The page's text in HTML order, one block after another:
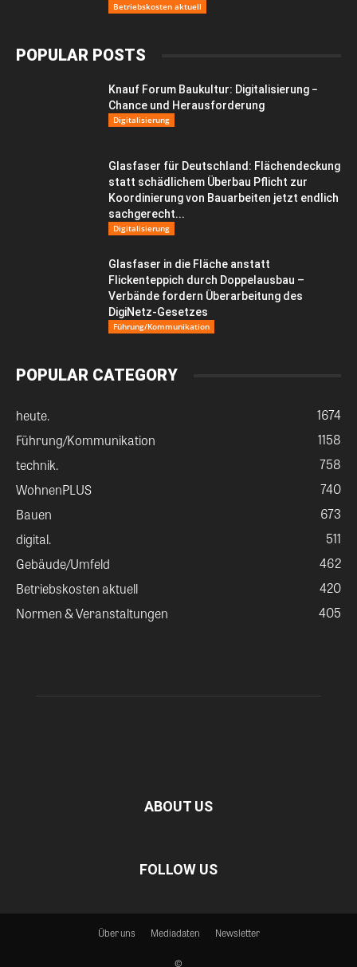
Betriebskosten aktuell
POPULAR POSTS
Knauf Forum Baukultur: Digitalisierung −
Chance und Herausforderung
Digitalisierung
Glasfaser für Deutschland: Flächendeckung
statt schädlichem Überbau Pflicht zur
Koordinierung von Bauarbeiten jetzt endlich
sachgerecht...
Digitalisierung
Glasfaser in die Fläche anstatt
Flickenteppich durch Doppelausbau –
Verbände fordern Überarbeitung des
DigiNetz-Gesetzes
Führung/Kommunikation
POPULAR CATEGORY
heute.
1674
Führung/Kommunikation
1158
technik.
758
WohnenPLUS
740
Bauen
673
digital.
511
Gebäude/Umfeld
462
Betriebskosten aktuell
420
Normen & Veranstaltungen
405
ABOUT US
FOLLOW US
Über uns Mediadaten Newsletter
©